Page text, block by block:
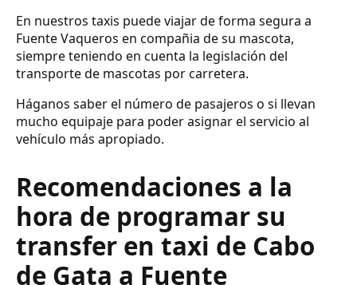
En nuestros taxis puede viajar de forma segura a
Fuente Vaqueros en compañia de su mascota,
siempre teniendo en cuenta la legislación del
transporte de mascotas por carretera.
Háganos saber el número de pasajeros o si llevan
mucho equipaje para poder asignar el servicio al
vehículo más apropiado.
Recomendaciones a la
hora de programar su
transfer en taxi de Cabo
de Gata a Fuente